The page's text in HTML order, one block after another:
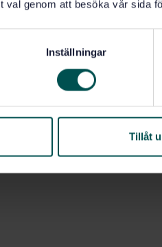
val genom att besöka vår sida
Inställningar
Tillåt